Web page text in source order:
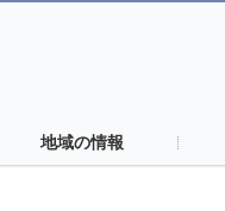
地域の情報